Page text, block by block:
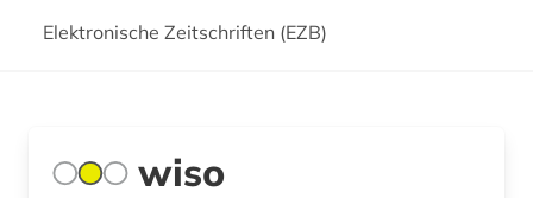
Elektronische Zeitschriften (EZB)
wiso